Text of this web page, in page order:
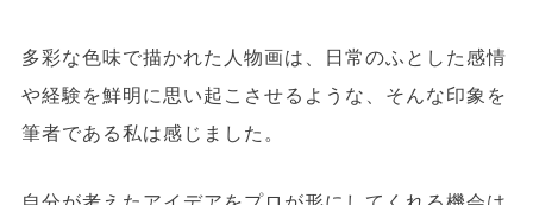
多彩な色味で描かれた人物画は、日常のふとした感情
や経験を鮮明に思い起こさせるような、そんな印象を
筆者である私は感じました。